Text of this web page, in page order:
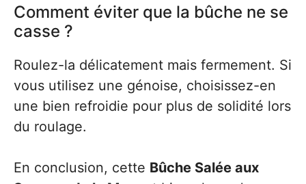
Comment éviter que la bûche ne se
casse ?
Roulez-la délicatement mais fermement. Si
vous utilisez une génoise, choisissez-en
une bien refroidie pour plus de solidité lors
du roulage.
En conclusion, cette Bûche Salée aux